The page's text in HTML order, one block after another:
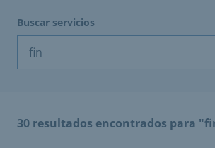
Buscar servicios
30 resultados encontrados para